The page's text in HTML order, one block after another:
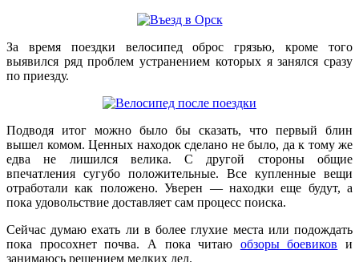
За время поездки велосипед оброс грязью, кроме того
выявился ряд проблем устранением которых я занялся сразу
по приезду.
Подводя итог можно было бы сказать, что первый блин
вышел комом. Ценных находок сделано не было, да к тому же
едва не лишился велика. С другой стороны общие
впечатления сугубо положительные. Все купленные вещи
отработали как положено. Уверен — находки еще будут, а
пока удовольствие доставляет сам процесс поиска.
Сейчас думаю ехать ли в более глухие места или подождать
пока просохнет почва. А пока читаю обзоры боевиков и
занимаюсь решением мелких дел.